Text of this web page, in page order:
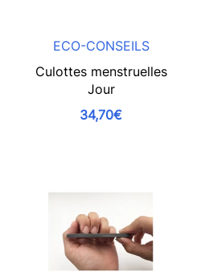
ECO-CONSEILS
Culottes menstruelles
Jour
34,70€